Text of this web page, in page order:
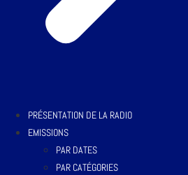
PRÉSENTATION DE LA RADIO
EMISSIONS
PAR DATES
PAR CATÉGORIES